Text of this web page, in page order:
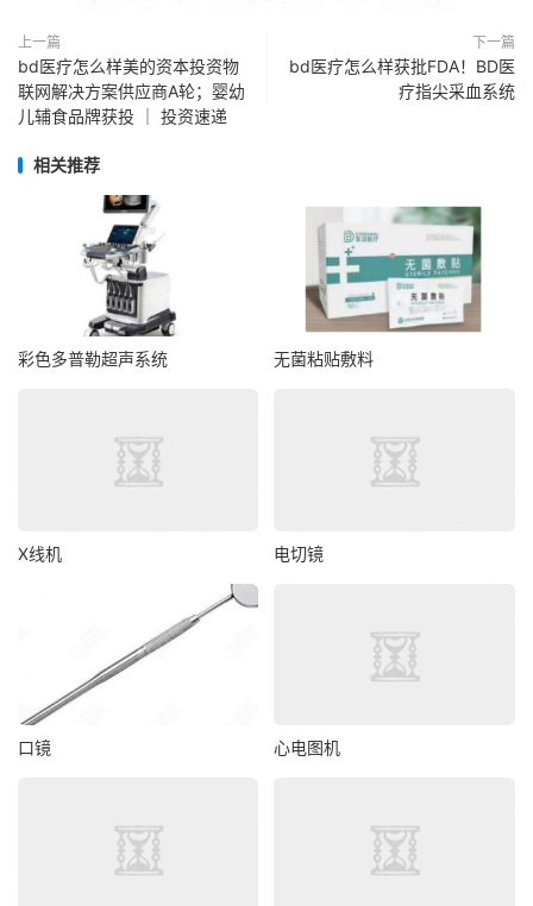
上一篇
bd医疗怎么样美的资本投资物
联网解决方案供应商A轮；婴幼
儿辅食品牌获投 ｜ 投资速递
下一篇
bd医疗怎么样获批FDA！BD医
疗指尖采血系统
相关推荐
彩色多普勒超声系统 无菌粘贴敷料
X线机 电切镜
口镜 心电图机